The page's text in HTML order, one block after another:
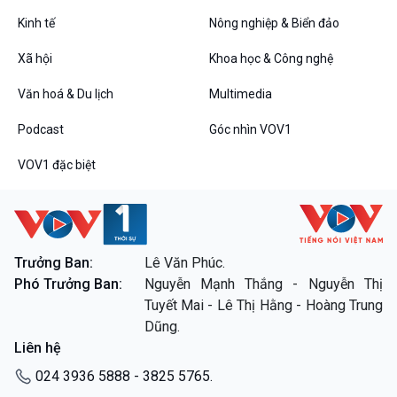
360 độ Sức khỏe
Tài nguyên và Môi trường
Chuyên gia của bạn
Xã hội chuyển động
Bước chân đến trường
Kết nối công nghệ
khí hậu
Văn hoá & Du lịch
Chát với người nổi tiếng
Câu chuyện Thể thao
Podcast
Góc nhìn VOV1
Bình luận
Kinh tế Nông nghiệp & Biển đảo
Xã hội Khoa học & Công nghệ
Văn hoá & Du lịch Multimedia
Podcast Góc nhìn VOV1
VOV1 đặc biệt
Trưởng Ban:
Lê Văn Phúc.
Phó Trưởng Ban:
Nguyễn Mạnh Thắng - Nguyễn Thị
Tuyết Mai - Lê Thị Hằng - Hoàng Trung
Dũng.
Liên hệ
024 3936 5888 - 3825 5765.